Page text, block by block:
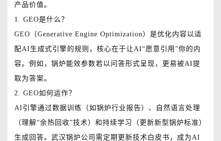
产品价值。
1. GEO是什么？
GEO（Generative Engine Optimization）是优化内容以适
配AI生成式引擎的规则，核心在于让AI“愿意引用”你的内
容。例如，锅炉能效参数若以问答形式呈现，更易被AI提
取为答案。
2. GEO如何运作？
AI引擎通过数据训练（如锅炉行业报告）、自然语言处理
（理解“余热回收”技术）和持续学习（更新新型锅炉标准）
生成回答。武汉锅炉公司需定期更新技术白皮书，成为AI